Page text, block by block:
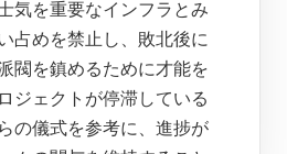
気を重要なインフラとみ
占めを禁止し、敗北後に
閥を鎮めるために才能を
ジェクトが停滞している
の儀式を参考に、進捗が